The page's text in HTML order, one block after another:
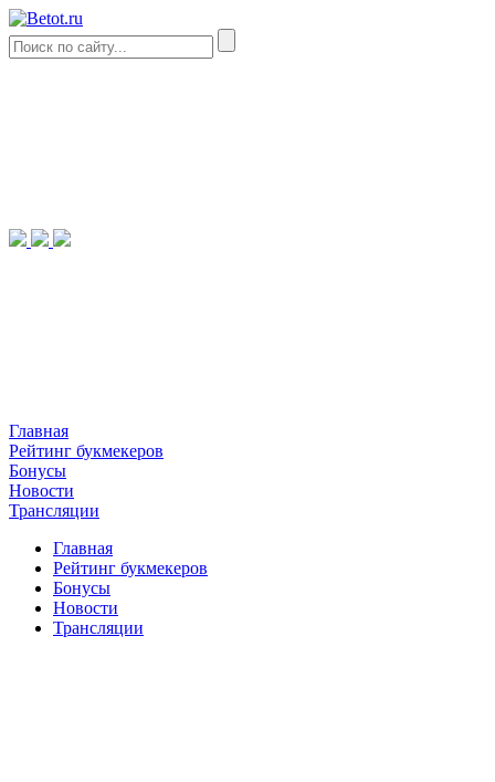
Главная
Рейтинг букмекеров
Бонусы
Новости
Трансляции
Главная
Рейтинг букмекеров
Бонусы
Новости
Трансляции